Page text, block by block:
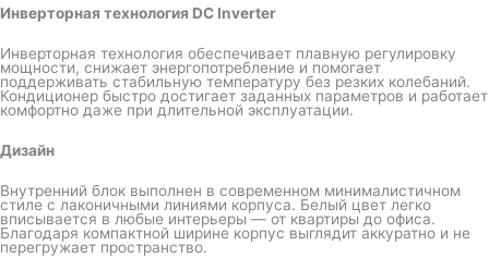
Инверторная технология DC Inverter
Инверторная технология обеспечивает плавную регулировку
мощности, снижает энергопотребление и помогает
поддерживать стабильную температуру без резких колебаний.
Кондиционер быстро достигает заданных параметров и работает
комфортно даже при длительной эксплуатации.
Дизайн
Внутренний блок выполнен в современном минималистичном
стиле с лаконичными линиями корпуса. Белый цвет легко
вписывается в любые интерьеры — от квартиры до офиса.
Благодаря компактной ширине корпус выглядит аккуратно и не
перегружает пространство.